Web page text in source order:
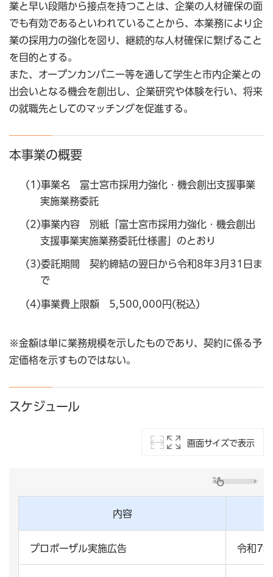
業と早い段階から接点を持つことは、企業の人材確保の面
でも有効であるといわれていることから、本業務により企
業の採用力の強化を図り、継続的な人材確保に繋げること
を目的とする。
また、オープンカンパニー等を通して学生と市内企業との
出会いとなる機会を創出し、企業研究や体験を行い、将来
の就職先としてのマッチングを促進する。
本事業の概要
(1)事業名 富士宮市採用力強化・機会創出支援事業
実施業務委託
(2)事業内容 別紙「富士宮市採用力強化・機会創出
支援事業実施業務委託仕様書」のとおり
(3)委託期間 契約締結の翌日から令和8年3月31日ま
で
(4)事業費上限額 5,500,000円(税込)
※金額は単に業務規模を示したものであり、契約に係る予
定価格を示すものではない。
スケジュール
画面サイズで表示
内容
プロポーザル実施広告 令和7